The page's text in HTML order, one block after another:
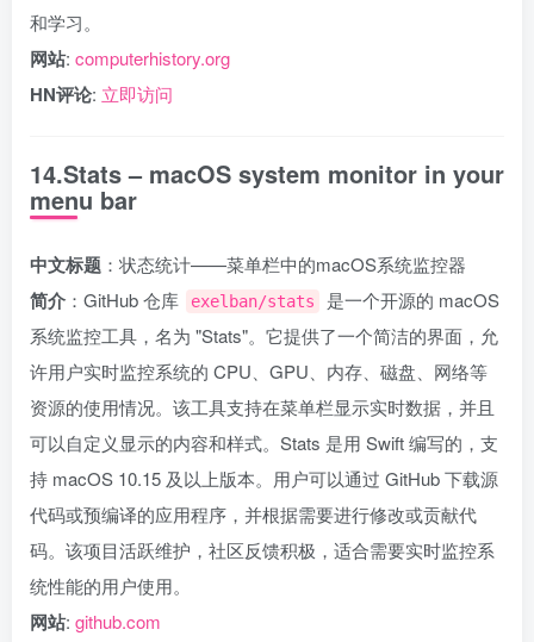
和学习。
网站: computerhistory.org
HN评论: 立即访问
14.Stats – macOS system monitor in your
menu bar
中文标题 ：状态统计——菜单栏中的macOS系统监控器
简介 ：GitHub 仓库 exelban/stats
是一个开源的 macOS
系统监控工具，名为 "Stats"。它提供了一个简洁的界面，允
许用户实时监控系统的 CPU、GPU、内存、磁盘、网络等
资源的使用情况。该工具支持在菜单栏显示实时数据，并且
可以自定义显示的内容和样式。Stats 是用 Swift 编写的，支
持 macOS 10.15 及以上版本。用户可以通过 GitHub 下载源
代码或预编译的应用程序，并根据需要进行修改或贡献代
码。该项目活跃维护，社区反馈积极，适合需要实时监控系
统性能的用户使用。
网站: github.com